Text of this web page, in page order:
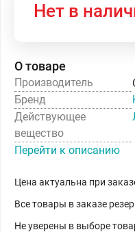
Нет в
О товаре
Производитель
Бренд
Действующее
вещество
Перейти к описанию
Цена актуальна при
Все товары в заказе
Не уверены в выборе